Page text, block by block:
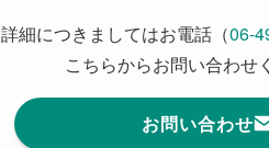
詳細につきましてはお電話（06-
こちらからお問い合わせ
お問い合わせ